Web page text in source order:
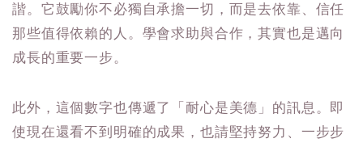
諧。它鼓勵你不必獨自承擔一切，而是去依靠、信任
那些值得依賴的人。學會求助與合作，其實也是邁向
成長的重要一步。
此外，這個數字也傳遞了「耐心是美德」的訊息。即
使現在還看不到明確的成果，也請堅持努力、一步步